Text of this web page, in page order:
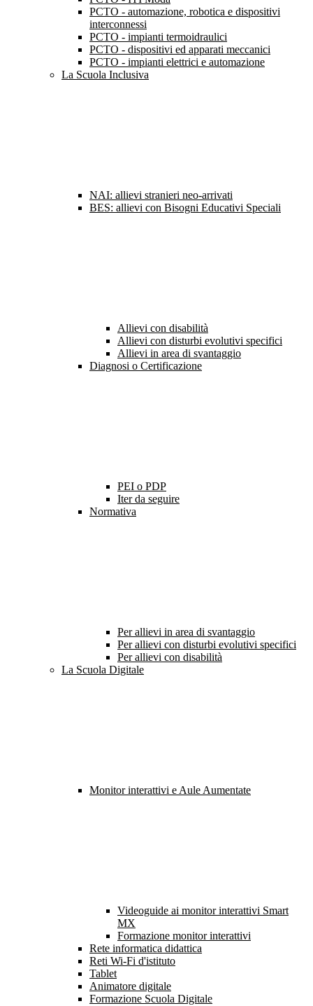
PCTO - automazione, robotica e dispositivi
interconnessi
PCTO - impianti termoidraulici
PCTO - dispositivi ed apparati meccanici
PCTO - impianti elettrici e automazione
La Scuola Inclusiva
NAI: allievi stranieri neo-arrivati
BES: allievi con Bisogni Educativi Speciali
Allievi con disabilità
Allievi con disturbi evolutivi specifici
Allievi in area di svantaggio
Diagnosi o Certificazione
PEI o PDP
Iter da seguire
Normativa
Per allievi in area di svantaggio
Per allievi con disturbi evolutivi specifici
Per allievi con disabilità
La Scuola Digitale
Monitor interattivi e Aule Aumentate
Videoguide ai monitor interattivi Smart
MX
Formazione monitor interattivi
Rete informatica didattica
Reti Wi-Fi d'istituto
Tablet
Animatore digitale
Formazione Scuola Digitale